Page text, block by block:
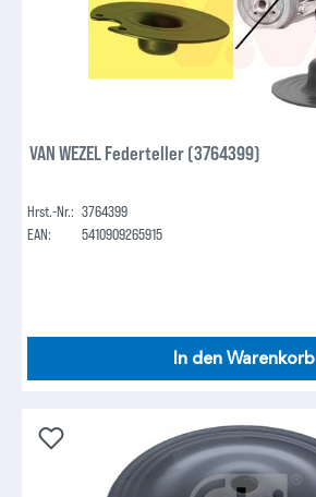
VAN WEZEL Federteller (3764399)
Hrst.-Nr.: 3764399
EAN:
5410909265915
In den Warenkorb